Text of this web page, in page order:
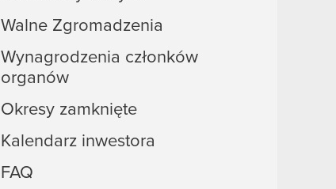
Walne Zgromadzenia
Wynagrodzenia członków
organów
Okresy zamknięte
Kalendarz inwestora
FAQ